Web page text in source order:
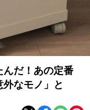
んだ！あの定番
なモノ」と